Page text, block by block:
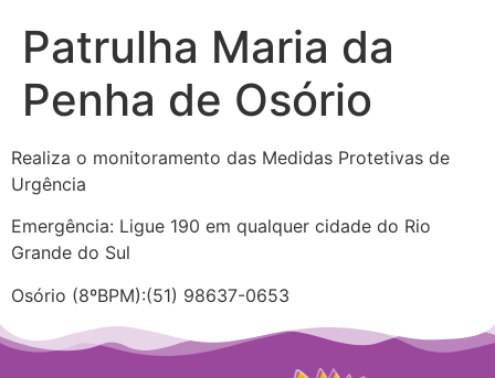
Patrulha Maria da
Penha de Osório
Realiza o monitoramento das Medidas Protetivas de
Urgência
Emergência: Ligue 190 em qualquer cidade do Rio
Grande do Sul
Osório (8ºBPM):(51) 98637-0653